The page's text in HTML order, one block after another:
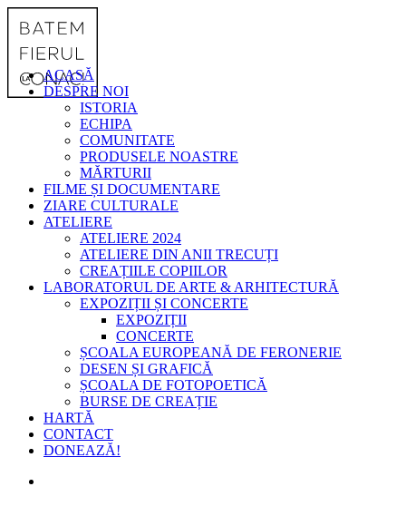
ACASĂ
DESPRE NOI
ISTORIA
ECHIPA
COMUNITATE
PRODUSELE NOASTRE
MĂRTURII
FILME ȘI DOCUMENTARE
ZIARE CULTURALE
ATELIERE
ATELIERE 2024
ATELIERE DIN ANII TRECUȚI
CREAȚIILE COPIILOR
LABORATORUL DE ARTE & ARHITECTURĂ
EXPOZIȚII ȘI CONCERTE
EXPOZIȚII
CONCERTE
ȘCOALA EUROPEANĂ DE FERONERIE
DESEN ȘI GRAFICĂ
ȘCOALA DE FOTOPOETICĂ
BURSE DE CREAȚIE
HARTĂ
CONTACT
DONEAZĂ!